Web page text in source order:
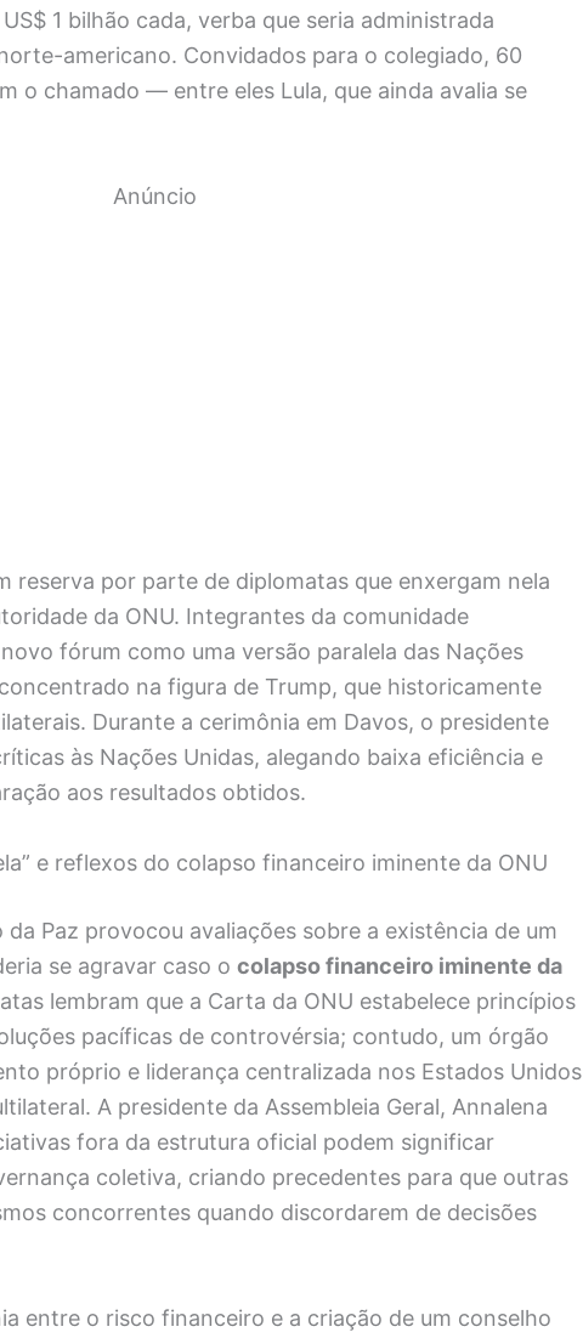
1 bilhão cada, verba que seria administrada
americano. Convidados para o colegiado, 60
o chamado — entre eles Lula, que ainda avalia se
Anúncio
reserva por parte de diplomatas que enxergam nela
da ONU. Integrantes da comunidade
fórum como uma versão paralela das Nações
na figura de Trump, que historicamente
Durante a cerimônia em Davos, o presidente
às Nações Unidas, alegando baixa eficiência e
aos resultados obtidos.
e reflexos do colapso financeiro iminente da ONU
Paz provocou avaliações sobre a existência de um
se agravar caso o colapso financeiro iminente da
lembram que a Carta da ONU estabelece princípios
pacíficas de controvérsia; contudo, um órgão
próprio e liderança centralizada nos Estados Unidos
A presidente da Assembleia Geral, Annalena
fora da estrutura oficial podem significar
coletiva, criando precedentes para que outras
concorrentes quando discordarem de decisões
entre o risco financeiro e a criação de um conselho